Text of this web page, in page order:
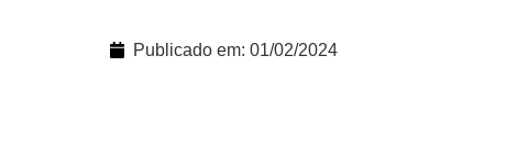
Publicado em: 01/02/2024